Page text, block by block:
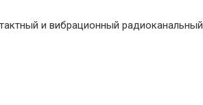
и вибрационный радиоканальный